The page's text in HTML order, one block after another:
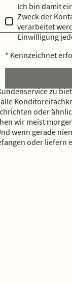
Ich bin damit
Zweck der
verarbeitet
Einwilligung
* Kennzeichnet
zu
oder
wir meist
wenn gerade
oder liefern